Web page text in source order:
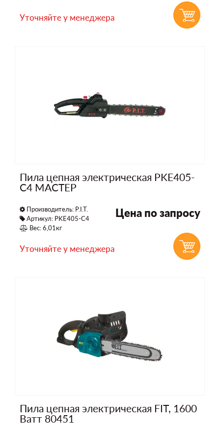
Уточняйте у менеджера
Пила цепная электрическая PKE405-
C4 МАСТЕР
Производитель: P.I.T.
Артикул: PKE405-C4
Вес: 6,01кг
Цена по запросу
Уточняйте у менеджера
Пила цепная электрическая FIT, 1600
Ватт 80451